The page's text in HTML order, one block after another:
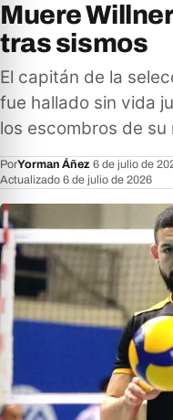
Muere
tras sismos
El capitán de la
fue hallado sin vida
los escombros de su
PorYorman Áñez· 6 de julio de
Actualizado 6 de julio de 2026